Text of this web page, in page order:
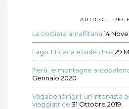
ARTICOLI
La costiera amalfitana 14
Lago Titicaca e Isole Uros29
Perù: le montagne
Gennaio 2020
Vagabondingirl: un’intervista
viaggiatrice 31 Ottobre 2019